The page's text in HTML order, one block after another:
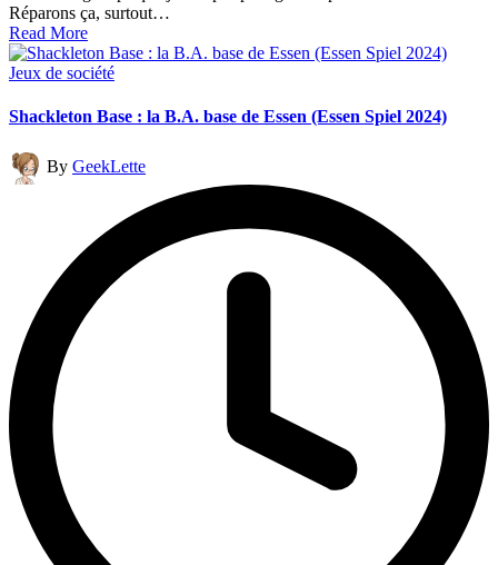
Réparons ça, surtout…
Read More
Posted
Jeux de société
Shackleton Base : la B.A. base de Essen (Essen Spiel 2024)
Posted
by
By GeekLette